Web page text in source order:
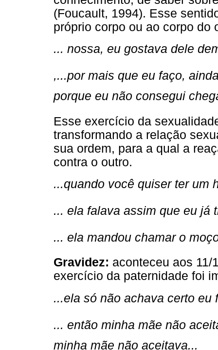
(Foucault, 1994). Esse
próprio corpo ou ao corpo do
... nossa, eu gostava dele
,...por mais que eu faço,
porque eu não consegui
Esse exercício da
transformando a relação
sua ordem, para a qual a
contra o outro.
...quando você quiser ter um
... ela falava assim que eu já
... ela mandou chamar o
Gravidez: aconteceu aos 11/
exercício da paternidade foi
...ela só não achava certo
... então minha mãe não
minha mãe não aceitava...